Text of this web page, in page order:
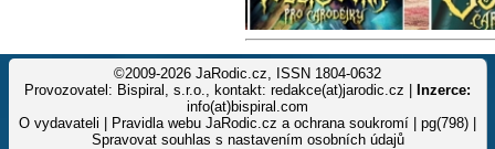
©2009-2026 JaRodic.cz, ISSN 1804-0632
Provozovatel: Bispiral, s.r.o., kontakt: redakce(at)jarodic.cz |
Inzerce:
info(at)bispiral.com
O vydavateli
Pravidla webu JaRodic.cz a ochrana soukromí | pg(798) |
Spravovat souhlas s nastavením osobních údajů